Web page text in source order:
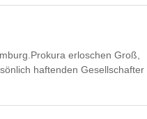
erloschen Groß,
haftenden Gesellschafter